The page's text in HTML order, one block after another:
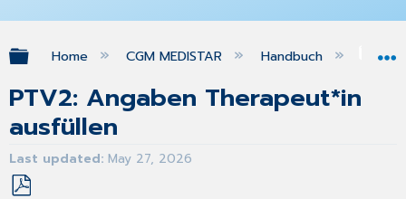
Expand/collapse global hierarchy
Home CGM MEDISTAR Handbuch
PTV2: Angaben Therapeut*in
ausfüllen
Last updated May 27, 2026